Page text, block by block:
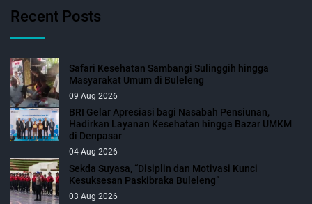
Recent Posts
Safari Kesehatan Sambangi Sulinggih hingga
Masyarakat Umum di Buleleng
09 Aug 2026
BRI Gelar Apresiasi bagi Nasabah Pensiunan,
Hadirkan Layanan Kesehatan hingga Bazar UMKM
di Denpasar
04 Aug 2026
Sekda Suyasa, “Disiplin dan Motivasi Kunci
Kesuksesan Paskibraka Buleleng”
03 Aug 2026